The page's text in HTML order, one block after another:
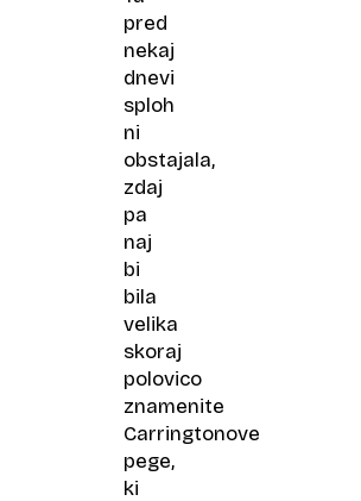
pred
nekaj
dnevi
sploh
ni
obstajala,
zdaj
pa
naj
bi
bila
velika
skoraj
polovico
znamenite
Carringtonove
pege,
ki